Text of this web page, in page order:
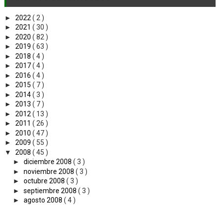
► 2022 ( 2 )
► 2021 ( 30 )
► 2020 ( 82 )
► 2019 ( 63 )
► 2018 ( 4 )
► 2017( 4 )
► 2016 ( 4 )
► 2015 ( 7 )
► 2014( 3 )
► 2013 ( 7 )
► 2012 ( 13 )
► 2011 ( 26 )
► 2010 ( 47 )
► 2009 ( 55 )
▼ 2008 ( 45 )
► diciembre 2008 ( 3 )
► noviembre 2008 ( 3 )
► octubre 2008 ( 3 )
► septiembre 2008 ( 3 )
► agosto 2008 ( 4 )